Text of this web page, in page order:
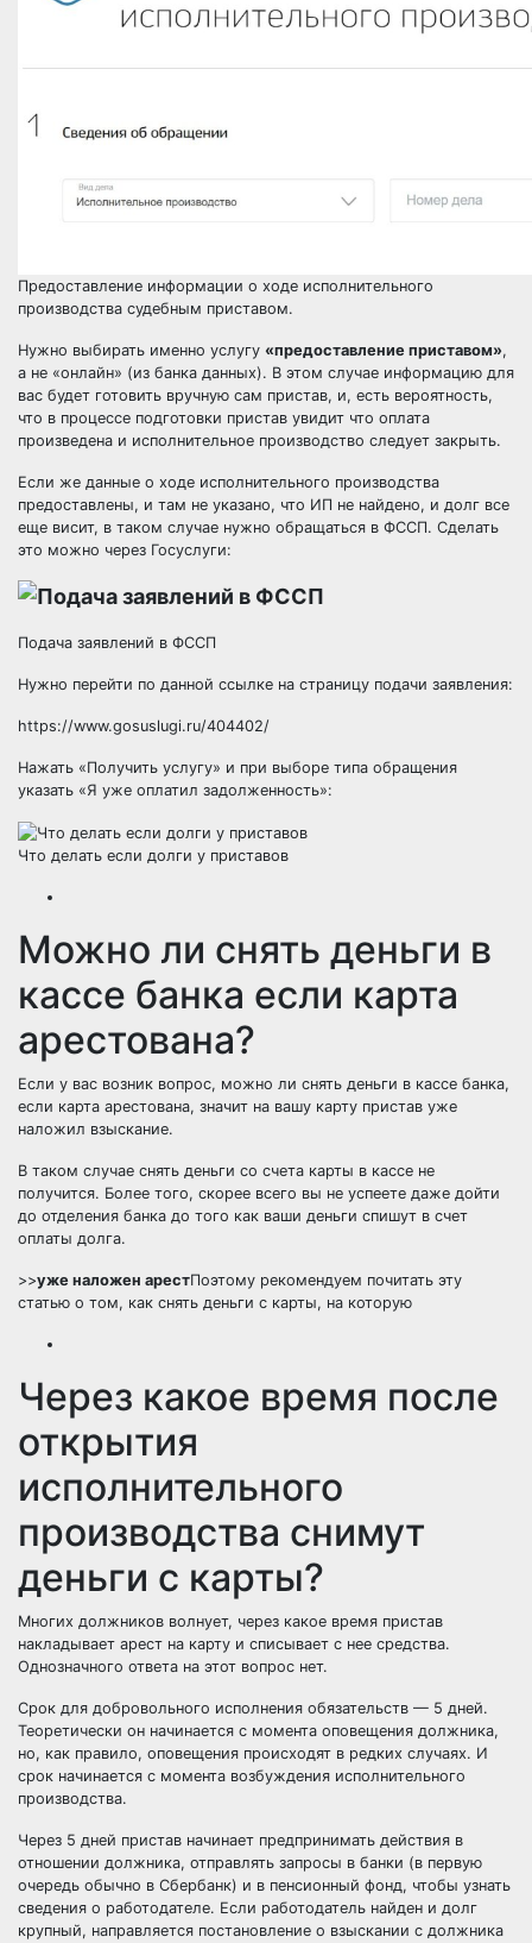
Предоставление информации о ходе исполнительного
производства судебным приставом.
Нужно выбирать именно услугу «предоставление приставом»,
а не «онлайн» (из банка данных). В этом случае информацию для
вас будет готовить вручную сам пристав, и, есть вероятность,
что в процессе подготовки пристав увидит что оплата
произведена и исполнительное производство следует закрыть.
Если же данные о ходе исполнительного производства
предоставлены, и там не указано, что ИП не найдено, и долг все
еще висит, в таком случае нужно обращаться в ФССП. Сделать
это можно через Госуслуги:
Подача заявлений в ФССП
Нужно перейти по данной ссылке на страницу подачи заявления:
https://www.gosuslugi.ru/404402/
Нажать «Получить услугу» и при выборе типа обращения
указать «Я уже оплатил задолженность»:
Что делать если долги у приставов
Можно ли снять деньги в
кассе банка если карта
арестована?
Если у вас возник вопрос, можно ли снять деньги в кассе банка,
если карта арестована, значит на вашу карту пристав уже
наложил взыскание.
В таком случае снять деньги со счета карты в кассе не
получится. Более того, скорее всего вы не успеете даже дойти
до отделения банка до того как ваши деньги спишут в счет
оплаты долга.
>>уже наложен арестПоэтому рекомендуем почитать эту
статью о том, как снять деньги с карты, на которую
Через какое время после
открытия
исполнительного
производства снимут
деньги с карты?
Многих должников волнует, через какое время пристав
накладывает арест на карту и списывает с нее средства.
Однозначного ответа на этот вопрос нет.
Срок для добровольного исполнения обязательств — 5 дней.
Теоретически он начинается с момента оповещения должника,
но, как правило, оповещения происходят в редких случаях. И
срок начинается с момента возбуждения исполнительного
производства.
Через 5 дней пристав начинает предпринимать действия в
отношении должника, отправлять запросы в банки (в первую
очередь обычно в Сбербанк) и в пенсионный фонд, чтобы узнать
сведения о работодателе. Если работодатель найден и долг
крупный, направляется постановление о взыскании с должника